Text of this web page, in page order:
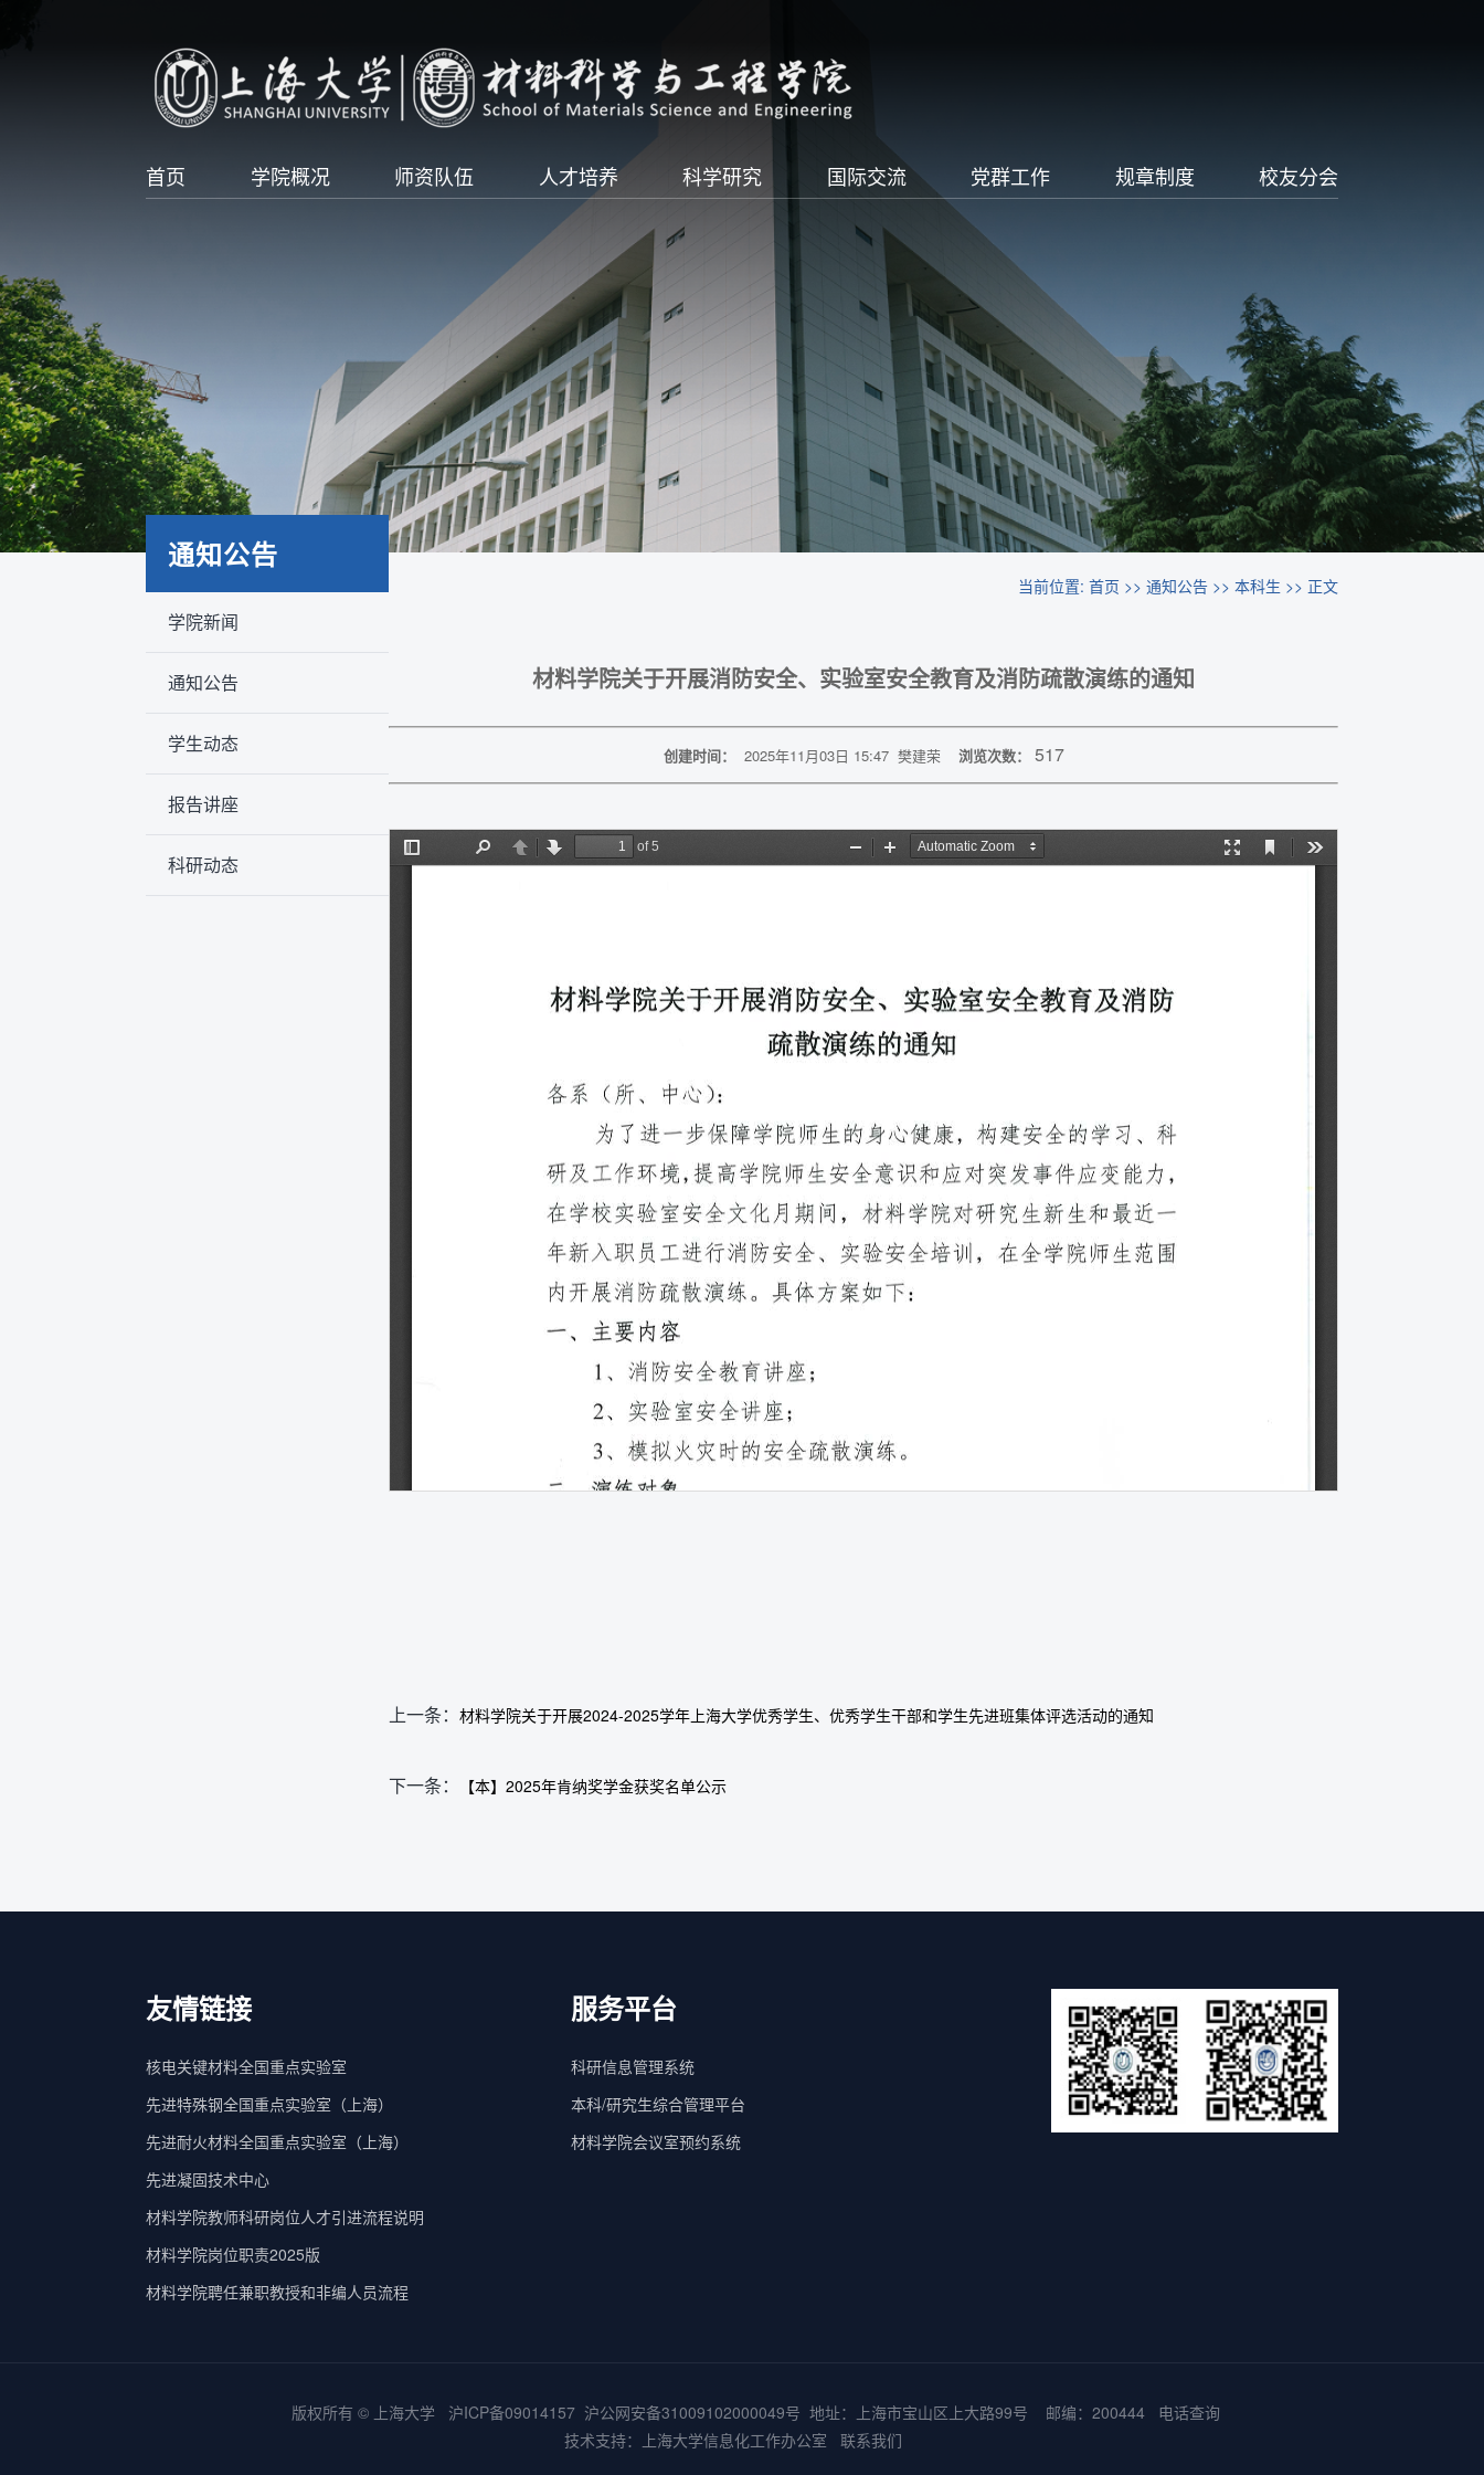
首页 学院概况 师资队伍 人才培养 科学研究 国际交流 党群工作 规章制度 校友分会
通知公告
学院新闻
通知公告
学生动态
报告讲座
科研动态
当前位置: 首页 >> 通知公告 >> 本科生 >> 正文
材料学院关于开展消防安全、实验室安全教育及消防疏散演练的通知
创建时间： 2025年11月03日 15:47 樊建荣 浏览次数： 517
上一条： 材料学院关于开展2024-2025学年上海大学优秀学生、优秀学生干部和学生先进班集体评选活动的通知
下一条： 【本】2025年肯纳奖学金获奖名单公示
友情链接
核电关键材料全国重点实验室
先进特殊钢全国重点实验室（上海）
先进耐火材料全国重点实验室（上海）
先进凝固技术中心
材料学院教师科研岗位人才引进流程说明
材料学院岗位职责2025版
材料学院聘任兼职教授和非编人员流程
服务平台
科研信息管理系统
本科/研究生综合管理平台
材料学院会议室预约系统
版权所有 ©上海大学 沪ICP备09014157 沪公网安备31009102000049号 地址：上海市宝山区上大路99号 邮编：200444 电话查询
技术支持：
上海大学信息化工作办公室 联系我们